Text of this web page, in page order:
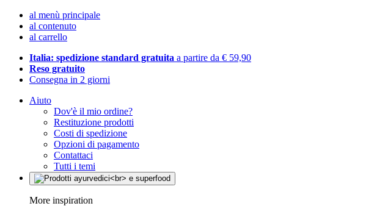
al menù principale
al contenuto
al carrello
Italia: spedizione standard gratuita a partire da € 59,90
Reso gratuito
Consegna in 2 giorni
Aiuto
Dov'è il mio ordine?
Restituzione prodotti
Costi di spedizione
Opzioni di pagamento
Contattaci
Tutti i temi
More inspiration